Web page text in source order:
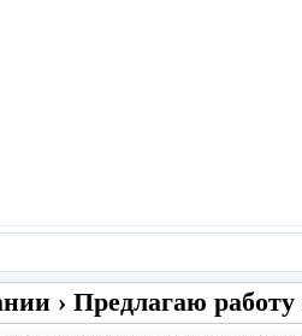
› Предлагаю